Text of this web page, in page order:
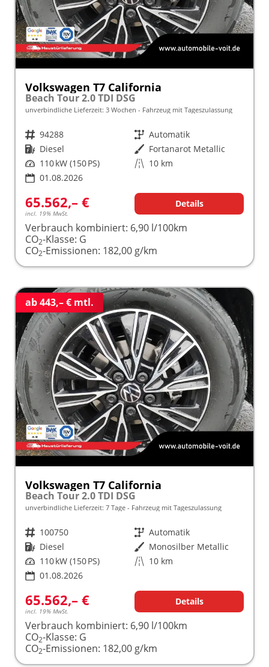
Volkswagen T7 California
Beach Tour 2.0 TDI DSG
unverbindliche Lieferzeit: 3 Wochen Fahrzeug mit Tageszulassung
Fahrzeugnr. 94288 Getriebe Automatik
Kraftstoff Diesel Außenfarbe Fortanarot Metallic
Leistung 110 kW (150 PS) Kilometerstand 10 km
01.08.2026
65.562,– €
incl. 19% MwSt.
Details
Verbrauch kombiniert: 6,90 l/100km
CO2-Klasse: G
CO2-Emissionen: 182,00 g/km
ab 443,– € mtl.
Volkswagen T7 California
Beach Tour 2.0 TDI DSG
unverbindliche Lieferzeit: 7 Tage Fahrzeug mit Tageszulassung
Fahrzeugnr. 100750 Getriebe Automatik
Kraftstoff Diesel Außenfarbe Monosilber Metallic
Leistung 110 kW (150 PS) Kilometerstand 10 km
01.08.2026
65.562,– €
incl. 19% MwSt.
Details
Verbrauch kombiniert: 6,90 l/100km
CO2-Klasse: G
CO2-Emissionen: 182,00 g/km